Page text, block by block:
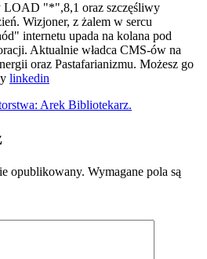
LOAD "*",8,1 oraz szczęśliwy
Wizjoner, z żalem w sercu
internetu upada na kolana pod
Aktualnie władca CMS-ów na
oraz Pastafarianizmu. Możesz go
linkedin
Arek Bibliotekarz.
opublikowany. Wymagane pola są